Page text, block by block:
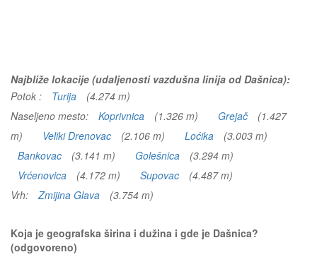
Najbliže lokacije (udaljenosti vazdušna linija od Dašnica):
Potok :
Turija
(4.274 m)
Naseljeno mesto:
Koprivnica (1.326 m) Grejač
(1.427
m)
Veliki Drenovac (2.106 m) Loćika
(3.003 m)
Bankovac
(3.141 m) Golešnica
(3.294 m)
Vrćenovica
(4.172 m) Supovac
(4.487 m)
Vrh:
Zmijina Glava (3.754 m)
Koja je geografska širina i dužina i gde je Dašnica?
(odgovoreno)